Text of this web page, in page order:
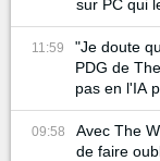
sur PC qui
11:59
"Je doute
PDG de
pas en l'IA
09:58
Avec The
de faire